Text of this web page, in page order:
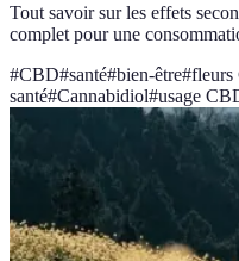
Tout savoir sur les effets
complet pour une
#CBD#santé#bien-être#fleurs
santé#Cannabidiol#usage